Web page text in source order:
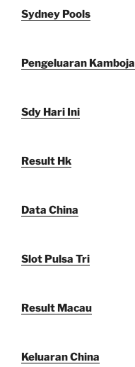
Sydney Pools
Pengeluaran Kamboja
Sdy Hari Ini
Result Hk
Data China
Slot Pulsa Tri
Result Macau
Keluaran China